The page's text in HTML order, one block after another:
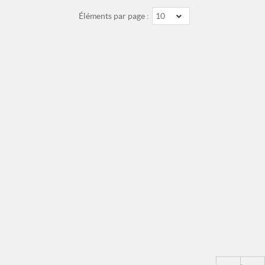
Éléments par page : 10